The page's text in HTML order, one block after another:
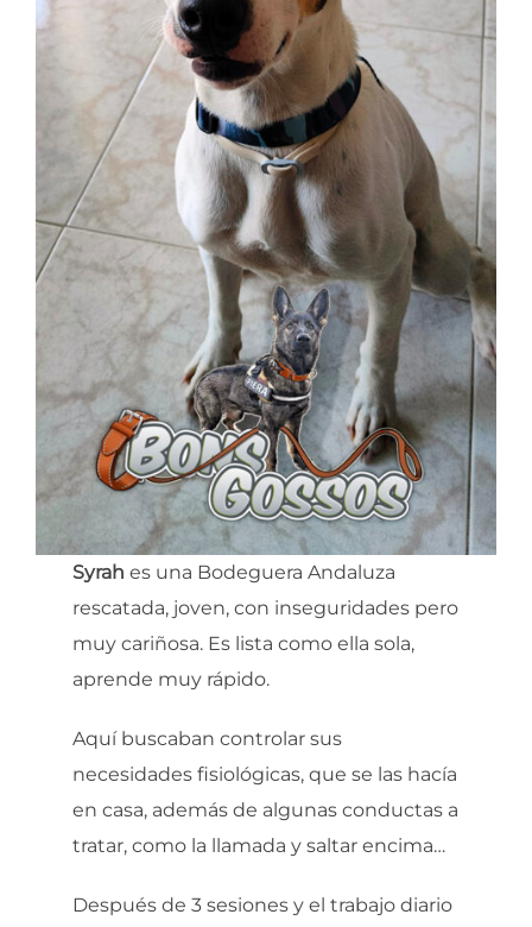
Syrah es una Bodeguera Andaluza
rescatada, joven, con inseguridades pero
muy cariñosa. Es lista como ella sola,
aprende muy rápido.
Aquí buscaban controlar sus
necesidades fisiológicas, que se las hacía
en casa, además de algunas conductas a
tratar, como la llamada y saltar encima…
Después de 3 sesiones y el trabajo diario